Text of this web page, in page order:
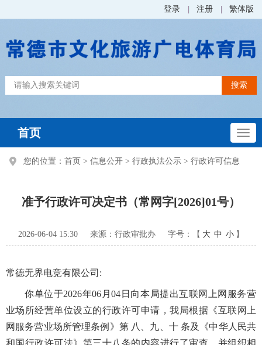
登录 注册 繁体版
首页
您的位置： 首页 > 信息公开 > 行政执法公示 > 行政许可信息
准予行政许可决定书（常网字[2026]01号）
2026-06-04 15:30 来源：行政审批办 字号：【 大 中 小 】
常德无界电竞有限公司:
你单位于2026年06月04日向本局提出互联网上网服务营
业场所经营单位设立的行政许可申请，我局根据《互联网上
网服务营业场所管理条例》第 八、九、十 条及《中华人民共
和国行政许可法》第三十八条的内容进行了审查，并组织相